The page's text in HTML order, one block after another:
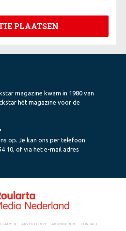
magazine kwam in 1980 van
hét magazine voor de
op. Je kan ons per telefoon
10, of via het e-mail adres
ADVERTEREN ABONNEREN CONTACT